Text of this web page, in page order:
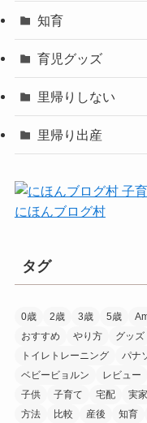
知育
育児グッズ
里帰りしない
里帰り出産
にほんブログ村
タグ
0歳 2歳 3歳 5歳
おすすめ
やり方 グッズ
トイレトレーニング
パナ
ベビービョルン
レビュー
子供
子育て 宅配 実家
方法
比較 産後 知育